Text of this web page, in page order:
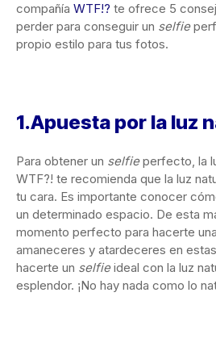
compañía WTF!? te ofrece 5
perder para conseguir un selfie
propio estilo para tus fotos.
1.Apuesta por la luz
Para obtener un selfieperfecto, la
WTF?! te recomienda que la luz
tu cara. Es importante conocer
un determinado espacio. De esta
momento perfecto para hacerte
amaneceres y atardeceres en
hacerte un selfieideal con la luz
esplendor. ¡No hay nada como lo